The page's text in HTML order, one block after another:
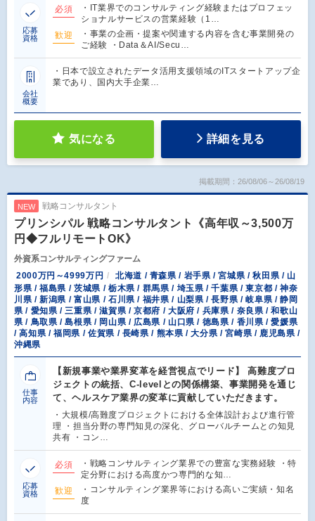
応募
資格
必須
・IT業界でのコンサルティング経験またはプロフェッ
ショナルサービスの営業経験（1…
歓迎
・事業の企画・提案や関連する内容を含む事業開発の
ご経験 ・Data＆AI/Secu…
会社
概要
・日本で設立されたデータ活用支援領域のITスタートアップ企
業であり、国内大手企業…
気になる 詳細を見る
掲載期間：26/08/06～26/08/19
NEW 戦略コンサルタント
プリンシパル 戦略コンサルタント《高年収～3,500万
円◆フルリモートOK》
外資系コンサルティングファーム
2000万円～4999万円
北海道 / 青森県 / 岩手県 / 宮城県 / 秋田県 / 山
形県 / 福島県 / 茨城県 / 栃木県 / 群馬県 / 埼玉県 / 千葉県 / 東京都 / 神奈
川県 / 新潟県 / 富山県 / 石川県 / 福井県 / 山梨県 / 長野県 / 岐阜県 / 静岡
県 / 愛知県 / 三重県 / 滋賀県 / 京都府 / 大阪府 / 兵庫県 / 奈良県 / 和歌山
県 / 鳥取県 / 島根県 / 岡山県 / 広島県 / 山口県 / 徳島県 / 香川県 / 愛媛県
/ 高知県 / 福岡県 / 佐賀県 / 長崎県 / 熊本県 / 大分県 / 宮崎県 / 鹿児島県 /
沖縄県
仕事
内容
【新規事業や業界変革を経営視点でリード】 高難度プロ
ジェクトの統括、C-levelとの関係構築、事業開発を通じ
て、ヘルスケア業界の変革に貢献していただきます。
・大規模/高難度プロジェクトにおける全体設計および進行管
理 ・担当分野の専門知見の深化、グローバルチームとの知見
共有 ・コン…
応募
資格
必須
・戦略コンサルティング業界での豊富な実務経験 ・特
定分野における高度かつ専門的な知…
歓迎
・コンサルティング業界等における高いご実績・知名
度